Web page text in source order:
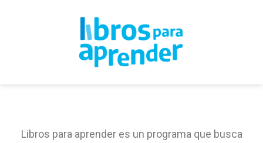
Libros para aprender es un programa que busca